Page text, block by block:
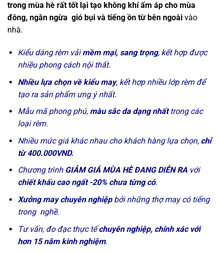
trong mùa hè rất tốt lại tạo không khí ấm áp cho mùa
đông, ngăn ngừa gió bụi và tiếng ồn từ bên ngoài vào
nhà.
Kiểu dáng rèm vảimềm mại, sang trọng, kết hợp được
nhiều phong cách nội thất.
Nhiều lựa chọn về kiểu may, kết hợp nhiều lớp rèm để
tạo ra sản phẩm ưng ý nhất.
Mẫu mã phong phú, màu sắc da dạng nhấttrong các
loại rèm.
Nhiều mức giá khác nhau cho khách hàng lựa chọn, chỉ
từ 400.000VND.
Chương trình GIẢM GIÁ MÙA HÈ ĐANG DIỄN RAvới
chiết khấu cao ngất -20% chưa từng có.
Xưởng may chuyên nghiệpbởi những thợ may có tiếng
trong nghề.
Tư vấn, đo đạc thực tếchuyên nghiệp, chính xác với
hơn 15 năm kinh nghiệm.